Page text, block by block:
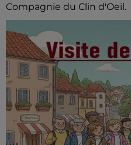
Compagnie du Clin d'Oeil.